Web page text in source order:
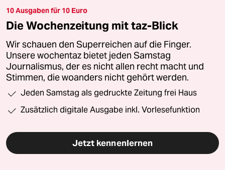
10 Ausgaben für 10 Euro
Die Wochenzeitung mit taz-Blick
Wir schauen den Superreichen auf die Finger.
Unsere wochentaz bietet jeden Samstag
Journalismus, der es nicht allen recht macht und
Stimmen, die woanders nicht gehört werden.
Jeden Samstag als gedruckte Zeitung frei Haus
Zusätzlich digitale Ausgabe inkl. Vorlesefunktion
Jetzt kennenlernen